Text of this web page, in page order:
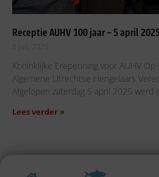
Receptie AUHV 100 jaar – 5 april
Koninklijke Erepenning voor AUHV
Algemene Utrechtse Hengelaars
Afgelopen zaterdag 5 april 2025 werd
Lees verder »